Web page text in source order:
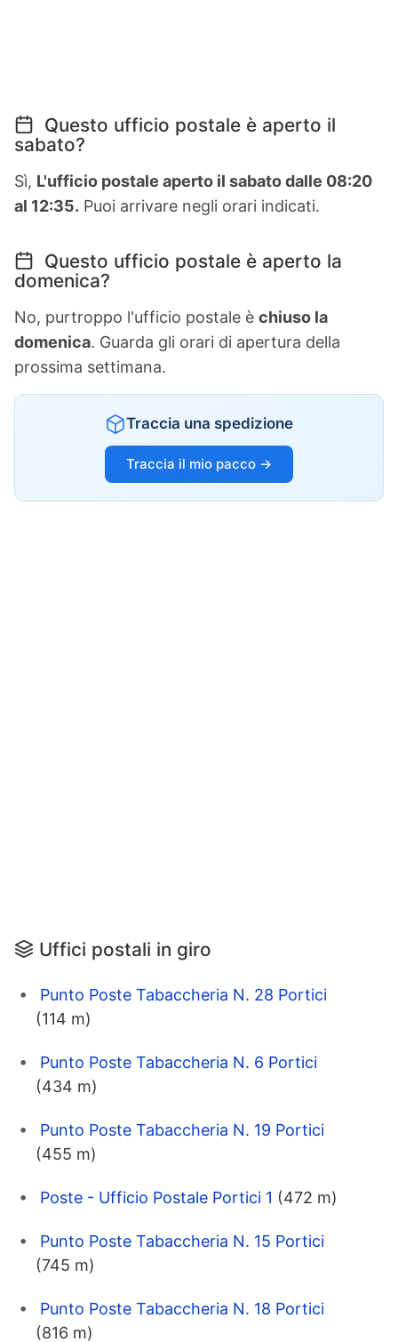
Questo ufficio postale è aperto il
sabato?
Sì, L'ufficio postale aperto il sabato dalle 08:20
al 12:35. Puoi arrivare negli orari indicati.
Questo ufficio postale è aperto la
domenica?
No, purtroppo l'ufficio postale è chiuso la
domenica. Guarda gli orari di apertura della
prossima settimana.
Traccia una spedizione
Traccia il mio pacco →
Uffici postali in giro
Punto Poste Tabaccheria N. 28 Portici
(114 m)
Punto Poste Tabaccheria N. 6 Portici
(434 m)
Punto Poste Tabaccheria N. 19 Portici
(455 m)
Poste - Ufficio Postale Portici 1 (472 m)
Punto Poste Tabaccheria N. 15 Portici
(745 m)
Punto Poste Tabaccheria N. 18 Portici
(816 m)